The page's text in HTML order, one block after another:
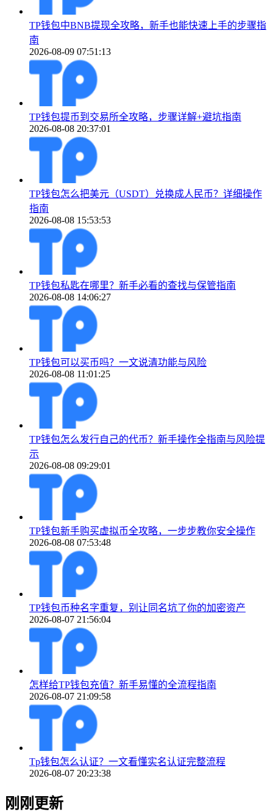
TP钱包中BNB提现全攻略，新手也能快速上手的步骤指
南
2026-08-09 07:51:13
TP钱包提币到交易所全攻略，步骤详解+避坑指南
2026-08-08 20:37:01
TP钱包怎么把美元（USDT）兑换成人民币？详细操作
指南
2026-08-08 15:53:53
TP钱包私匙在哪里？新手必看的查找与保管指南
2026-08-08 14:06:27
TP钱包可以买币吗？一文说清功能与风险
2026-08-08 11:01:25
TP钱包怎么发行自己的代币？新手操作全指南与风险提
示
2026-08-08 09:29:01
TP钱包新手购买虚拟币全攻略，一步步教你安全操作
2026-08-08 07:53:48
TP钱包币种名字重复，别让同名坑了你的加密资产
2026-08-07 21:56:04
怎样给TP钱包充值？新手易懂的全流程指南
2026-08-07 21:09:58
Tp钱包怎么认证？一文看懂实名认证完整流程
2026-08-07 20:23:38
刚刚更新